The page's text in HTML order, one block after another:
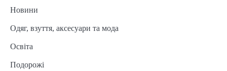
Новини
Одяг, взуття, аксесуари та мода
Освіта
Подорожі